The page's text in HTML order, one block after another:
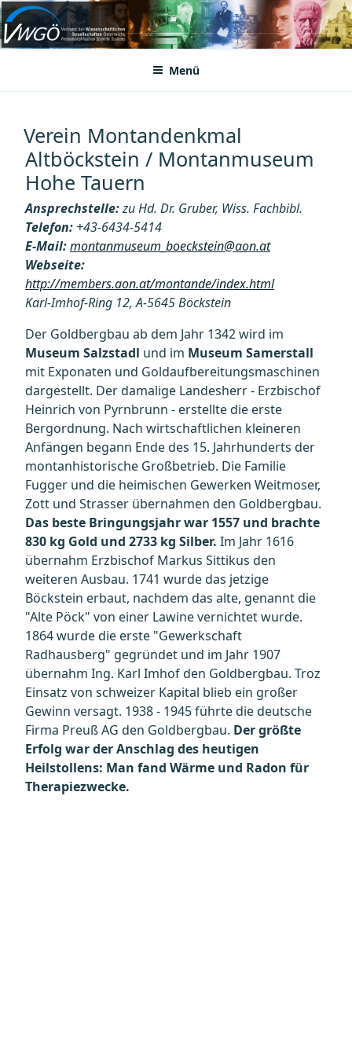
Zum
Inhalt
springenVWGÖ
Federation of Austrian Scientific Societies
Menü
Verein Montandenkmal
Altböckstein / Montanmuseum
Hohe Tauern
Ansprechstelle:zu Hd. Dr. Gruber, Wiss. Fachbibl.
Telefon: +43-6434-5414
E-Mail:montanmuseum_boeckstein@aon.at
Webseite:
http://members.aon.at/montande/index.html
Karl-Imhof-Ring 12, A-5645 Böckstein
Der Goldbergbau ab dem Jahr 1342 wird im
Museum Salzstadl und im Museum Samerstall
mit Exponaten und Goldaufbereitungsmaschinen
dargestellt. Der damalige Landesherr - Erzbischof
Heinrich von Pyrnbrunn - erstellte die erste
Bergordnung. Nach wirtschaftlichen kleineren
Anfängen begann Ende des 15. Jahrhunderts der
montanhistorische Großbetrieb. Die Familie
Fugger und die heimischen Gewerken Weitmoser,
Zott und Strasser übernahmen den Goldbergbau.
Das beste Bringungsjahr war 1557 und brachte
830 kg Gold und 2733 kg Silber. Im Jahr 1616
übernahm Erzbischof Markus Sittikus den
weiteren Ausbau. 1741 wurde das jetzige
Böckstein erbaut, nachdem das alte, genannt die
"Alte Pöck" von einer Lawine vernichtet wurde.
1864 wurde die erste "Gewerkschaft
Radhausberg" gegründet und im Jahr 1907
übernahm Ing. Karl Imhof den Goldbergbau. Troz
Einsatz von schweizer Kapital blieb ein großer
Gewinn versagt. 1938 - 1945 führte die deutsche
Firma Preuß AG den Goldbergbau. Der größte
Erfolg war der Anschlag des heutigen
Heilstollens: Man fand Wärme und Radon für
Therapiezwecke.